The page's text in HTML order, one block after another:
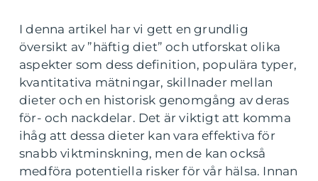
I denna artikel har vi gett en grundlig
översikt av ”häftig diet” och utforskat olika
aspekter som dess definition, populära typer,
kvantitativa mätningar, skillnader mellan
dieter och en historisk genomgång av deras
för- och nackdelar. Det är viktigt att komma
ihåg att dessa dieter kan vara effektiva för
snabb viktminskning, men de kan också
medföra potentiella risker för vår hälsa. Innan